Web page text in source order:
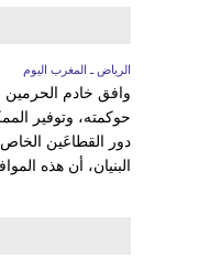
الرياض ـ المغرب اليوم
وافق خادم الحرمين
حوكمته، وتوفير
البنيان، أن هذه